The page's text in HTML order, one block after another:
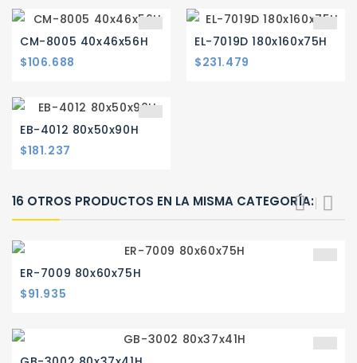
CM-8005 40x46x56H
Precio
$106.688
EL-7019D 180x160x75H
Precio
$231.479
EB-4012 80x50x90H
Precio
$181.237
16 OTROS PRODUCTOS EN LA MISMA CATEGORÍA:
ER-7009 80x60x75H
Precio
$91.935